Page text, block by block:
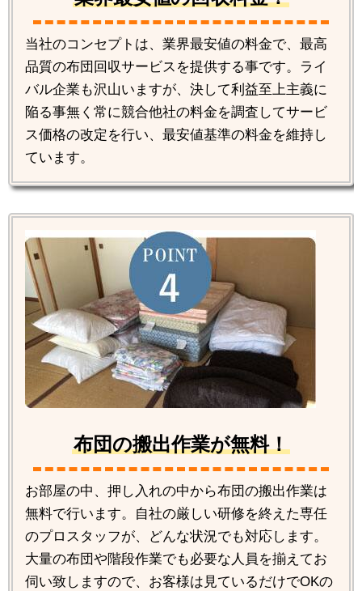
当社のコンセプトは、業界最安値の料金で、最高
品質の布団回収サービスを提供する事です。ライ
バル企業も沢山いますが、決して利益至上主義に
陥る事無く常に競合他社の料金を調査してサービ
ス価格の改定を行い、最安値基準の料金を維持し
ています。
布団の搬出作業が無料！
お部屋の中、押し入れの中から布団の搬出作業は
無料で行います。自社の厳しい研修を終えた専任
のプロスタッフが、どんな状況でも対応します。
大量の布団や階段作業でも必要な人員を揃えてお
伺い致しますので、お客様は見ているだけでOKの